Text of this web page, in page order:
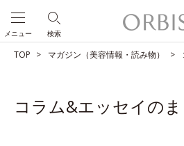
検索
メニュー
TOP マガジン（美容情報・読み物）
コラム&エッセイの